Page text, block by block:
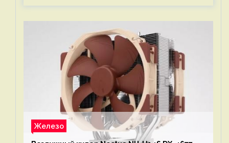
Железо